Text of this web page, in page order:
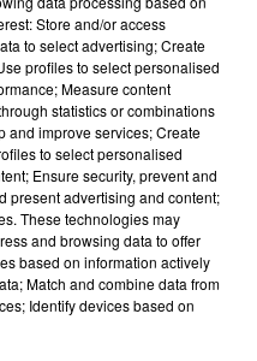
Store and/or access
to select advertising; Create
profiles to select personalised
Measure content
statistics or combinations
and improve services; Create
to select personalised
Ensure security, prevent and
present advertising and content;
These technologies may
and browsing data to offer
based on information actively
Match and combine data from
Identify devices based on